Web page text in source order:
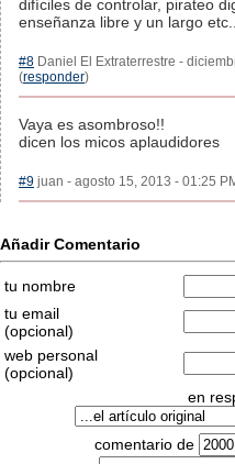
difíciles de controlar, pirateo
enseñanza libre y un largo etc...
#8 Daniel El Extraterrestre -
(responder)
Vaya es asombroso!!
dicen los micos aplaudidores
#9 juan - agosto 15, 2013 - 01:25
Añadir Comentario
tu nombre
tu email
(opcional)
web personal
(opcional)
en
comentario de